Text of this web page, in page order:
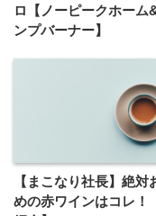
ロ【ノーピークホーム
ンプバーナー】
【まこなり社長】絶対
めの赤ワインはコレ！